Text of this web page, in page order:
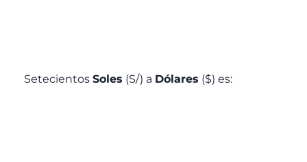
Setecientos Soles (S/) a Dólares ($) es: